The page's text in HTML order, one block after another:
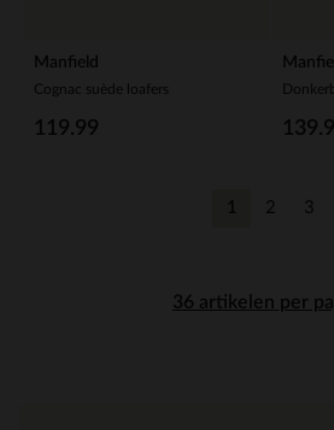
Manfield
Cognac suède loafers
119.99
per
1 2 3